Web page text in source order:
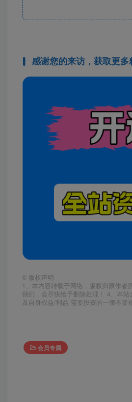
感谢您的来访，获取更多
© 版权声明
1、本内容转载于网络，版权归原作
我们，会尽快给予删除处理！ 4、本
及自身权益/利益 需要投资的一律不
会员专属